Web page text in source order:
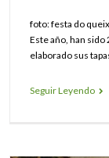
foto: festa do
Este año, han
elaborado sus
Seguir Leyendo